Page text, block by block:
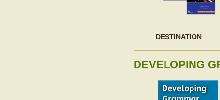
DESTINATION
DEVELOPING